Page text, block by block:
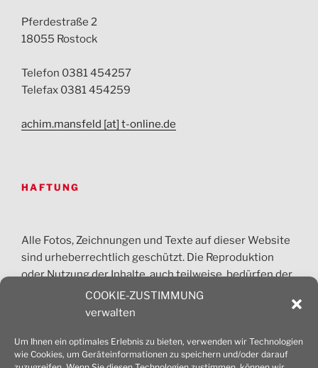
COOKIE-ZUSTIMMUNG
verwalten
Um Ihnen ein optimales Erlebnis zu bieten, verwenden wir Technologien
wie Cookies, um Geräteinformationen zu speichern und/oder darauf
Pferdestraße 2
18055 Rostock
Telefon 0381 454257
Telefax 0381 454259
achim.mansfeld [at] t-online.de
HAFTUNG
Alle Fotos, Zeichnungen und Texte auf dieser Website
sind urheberrechtlich geschützt. Die Reproduktion
oder Nutzung der Inhalte, auch teilweise, bedürfen der
vorherigen Absprache. Jede gewerbliche Nutzung ist
honorarpflichtig und nur nach Zustimmung des
© 2026 Dipl.-Ing. Achim Mansfeld Architekt